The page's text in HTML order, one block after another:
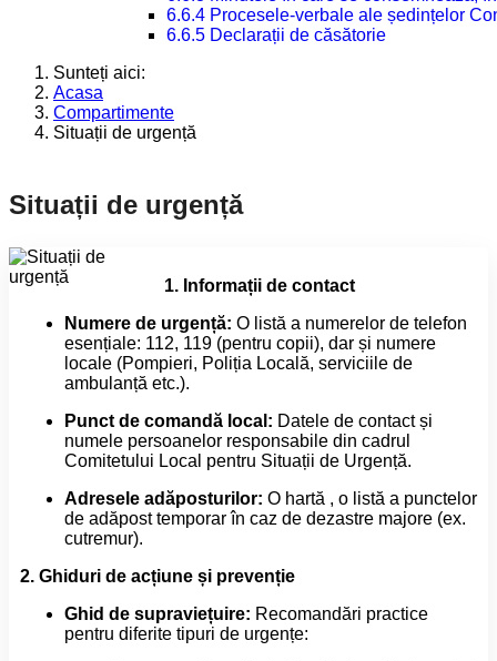
6.6.4 Procesele-verbale ale ședințelor
6.6.5 Declarații de căsătorie
Sunteți aici:
Acasa
Compartimente
Situații de urgență
Situații de urgență
1. Informații de contact
Numere de urgență: O listă a numerelor de telefon
esențiale: 112, 119 (pentru copii), dar și numere
locale (Pompieri, Poliția Locală, serviciile de
ambulanță etc.).
Punct de comandă local: Datele de contact și
numele persoanelor responsabile din cadrul
Comitetului Local pentru Situații de Urgență.
Adresele adăposturilor: O hartă , o listă a punctelor
de adăpost temporar în caz de dezastre majore (ex.
cutremur).
2. Ghiduri de acțiune și prevenție
Ghid de supraviețuire: Recomandări practice
pentru diferite tipuri de urgențe: